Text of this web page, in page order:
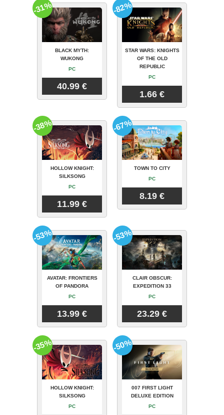
BLACK MYTH:
WUKONG
PC
40.99 €
-31%
STAR WARS: KNIGHTS
OF THE OLD
REPUBLIC
PC
1.66 €
-82%
HOLLOW KNIGHT:
SILKSONG
PC
11.99 €
-38%
TOWN TO CITY
PC
8.19 €
-67%
AVATAR: FRONTIERS
OF PANDORA
PC
13.99 €
-53%
CLAIR OBSCUR:
EXPEDITION 33
PC
23.29 €
-53%
HOLLOW KNIGHT:
SILKSONG
PC
-35%
007 FIRST LIGHT
DELUXE EDITION
PC
-50%